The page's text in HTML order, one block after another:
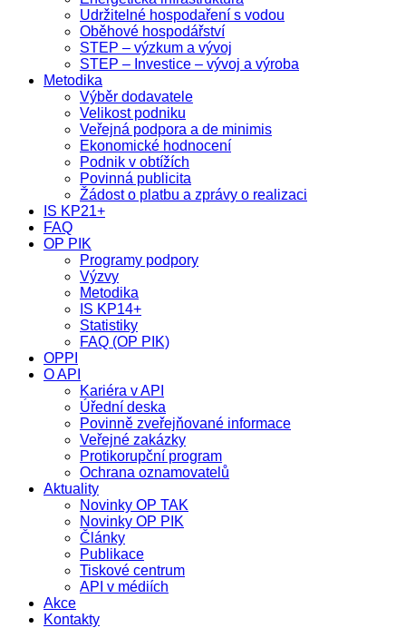
Udržitelné hospodaření s vodou
Oběhové hospodářství
STEP – výzkum a vývoj
STEP – Investice – vývoj a výroba
Metodika
Výběr dodavatele
Velikost podniku
Veřejná podpora a de minimis
Ekonomické hodnocení
Podnik v obtížích
Povinná publicita
Žádost o platbu a zprávy o realizaci
IS KP21+
FAQ
OP PIK
Programy podpory
Výzvy
Metodika
IS KP14+
Statistiky
FAQ (OP PIK)
OPPI
O API
Kariéra v API
Úřední deska
Povinně zveřejňované informace
Veřejné zakázky
Protikorupční program
Ochrana oznamovatelů
Aktuality
Novinky OP TAK
Novinky OP PIK
Články
Publikace
Tiskové centrum
API v médiích
Akce
Kontakty